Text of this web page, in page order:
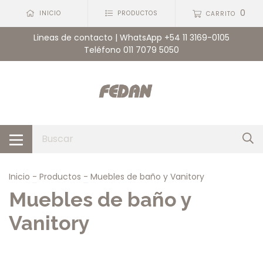
INICIO PRODUCTOS CARRITO 0
Lineas de contacto | WhatsApp +54 11 3169-0105
Teléfono 011 7079 5050
Inicio - Productos - Muebles de baño y Vanitory
Muebles de baño y
Vanitory